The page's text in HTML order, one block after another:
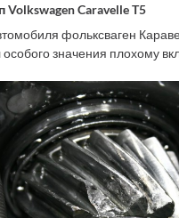
Volkswagen Caravelle T5
фольксваген
значения плохому